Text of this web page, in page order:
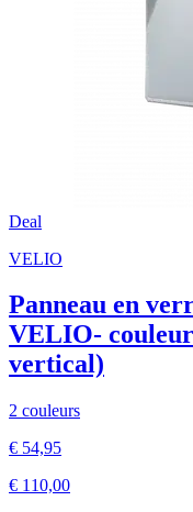
Deal
VELIO
Panneau en
VELIO-
vertical)
2 couleurs
€ 54,95
€ 110,00